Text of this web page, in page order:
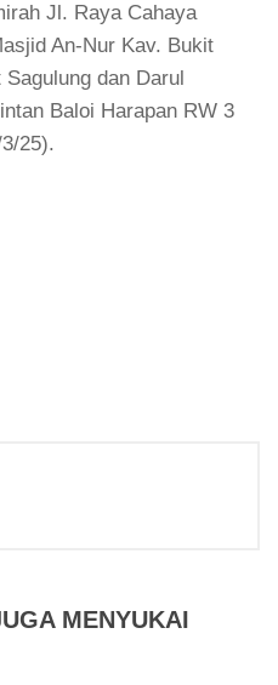
Jl. Raya Cahaya
An-Nur Kav. Bukit
dan Darul
Baloi Harapan RW 3
25).
MENYUKAI